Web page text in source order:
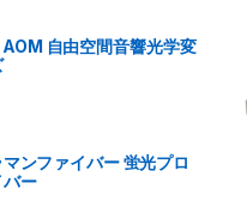
自由空間音響光学変
ンファイバー 蛍光プロ
バー